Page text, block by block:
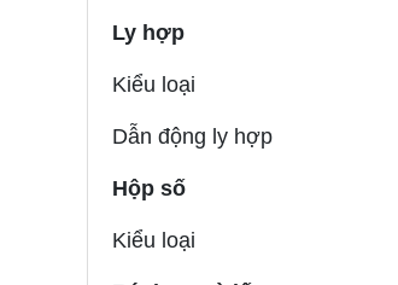
Ly hợp
Kiểu loại
Dẫn động ly hợp
Hộp số
Kiểu loại